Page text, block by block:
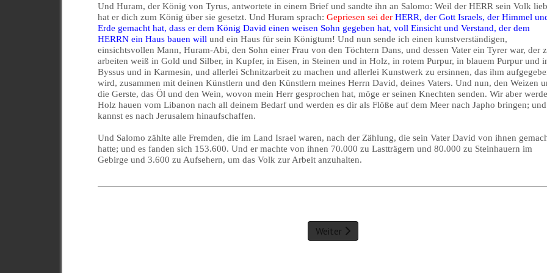
Und Huram, der König von Tyrus, antwortete in einem Brief und sandte ihn an Salomo: Weil der HERR sein Volk
hat er dich zum König über sie gesetzt. Und Huram sprach:Gepriesen sei der HERR, der Gott Israels, der Himmel
Erde gemacht hat, dass er dem König David einen weisen Sohn gegeben hat, voll Einsicht und Verstand, der dem
HERRN ein Haus bauen will und ein Haus für sein Königtum! Und nun sende ich einen kunstverständigen,
einsichtsvollen Mann, Huram-Abi, den Sohn einer Frau von den Töchtern Dans, und dessen Vater ein Tyrer war, der
arbeiten weiß in Gold und Silber, in Kupfer, in Eisen, in Steinen und in Holz, in rotem Purpur, in blauem Purpur und
Byssus und in Karmesin, und allerlei Schnitzarbeit zu machen und allerlei Kunstwerk zu ersinnen, das ihm
wird, zusammen mit deinen Künstlern und den Künstlern meines Herrn David, deines Vaters. Und nun, den Weizen
die Gerste, das Öl und den Wein, wovon mein Herr gesprochen hat, möge er seinen Knechten senden. Wir aber
Holz hauen vom Libanon nach all deinem Bedarf und werden es dir als Flöße auf dem Meer nach Japho bringen;
kannst es nach Jerusalem hinaufschaffen.
Und Salomo zählte alle Fremden, die im Land Israel waren, nach der Zählung, die sein Vater David von ihnen
hatte; und es fanden sich 153.600. Und er machte von ihnen 70.000 zu Lastträgern und 80.000 zu Steinhauern im
Gebirge und 3.600 zu Aufsehern, um das Volk zur Arbeit anzuhalten.
Weiter